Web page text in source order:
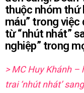
thuộc nhóm thứ
máu” trong
từ “nhút nhát”
nghiệp” trong
> MC Huy Khánh
trai ‘nhút nhát’